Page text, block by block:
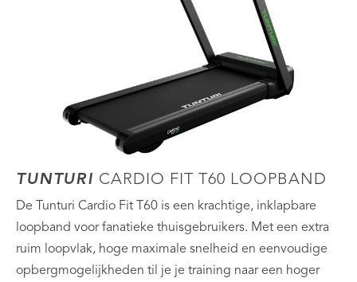
TUNTURI CARDIO FIT T60 LOOPBAND
De Tunturi Cardio Fit T60 is een krachtige, inklapbare
loopband voor fanatieke thuisgebruikers. Met een extra
ruim loopvlak, hoge maximale snelheid en eenvoudige
opbergmogelijkheden til je je training naar een hoger